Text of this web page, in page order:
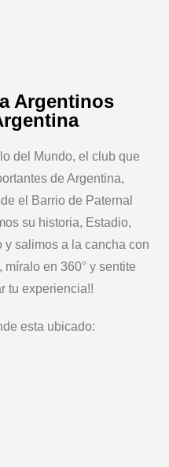
Argentinos
del Mundo, el club que
de Argentina,
el Barrio de Paternal
su historia, Estadio,
y salimos a la cancha con
en 360° y sentite
tu experiencia!!
esta ubicado: